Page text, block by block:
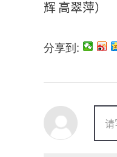
辉 高翠萍）
分享到: